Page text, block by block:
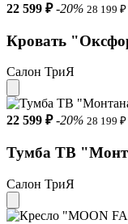
22 599 ₽ -20% 28 199 ₽
Кровать
Салон ТриЯ
22 599 ₽ -20% 28 199 ₽
Тумба ТВ
Салон ТриЯ